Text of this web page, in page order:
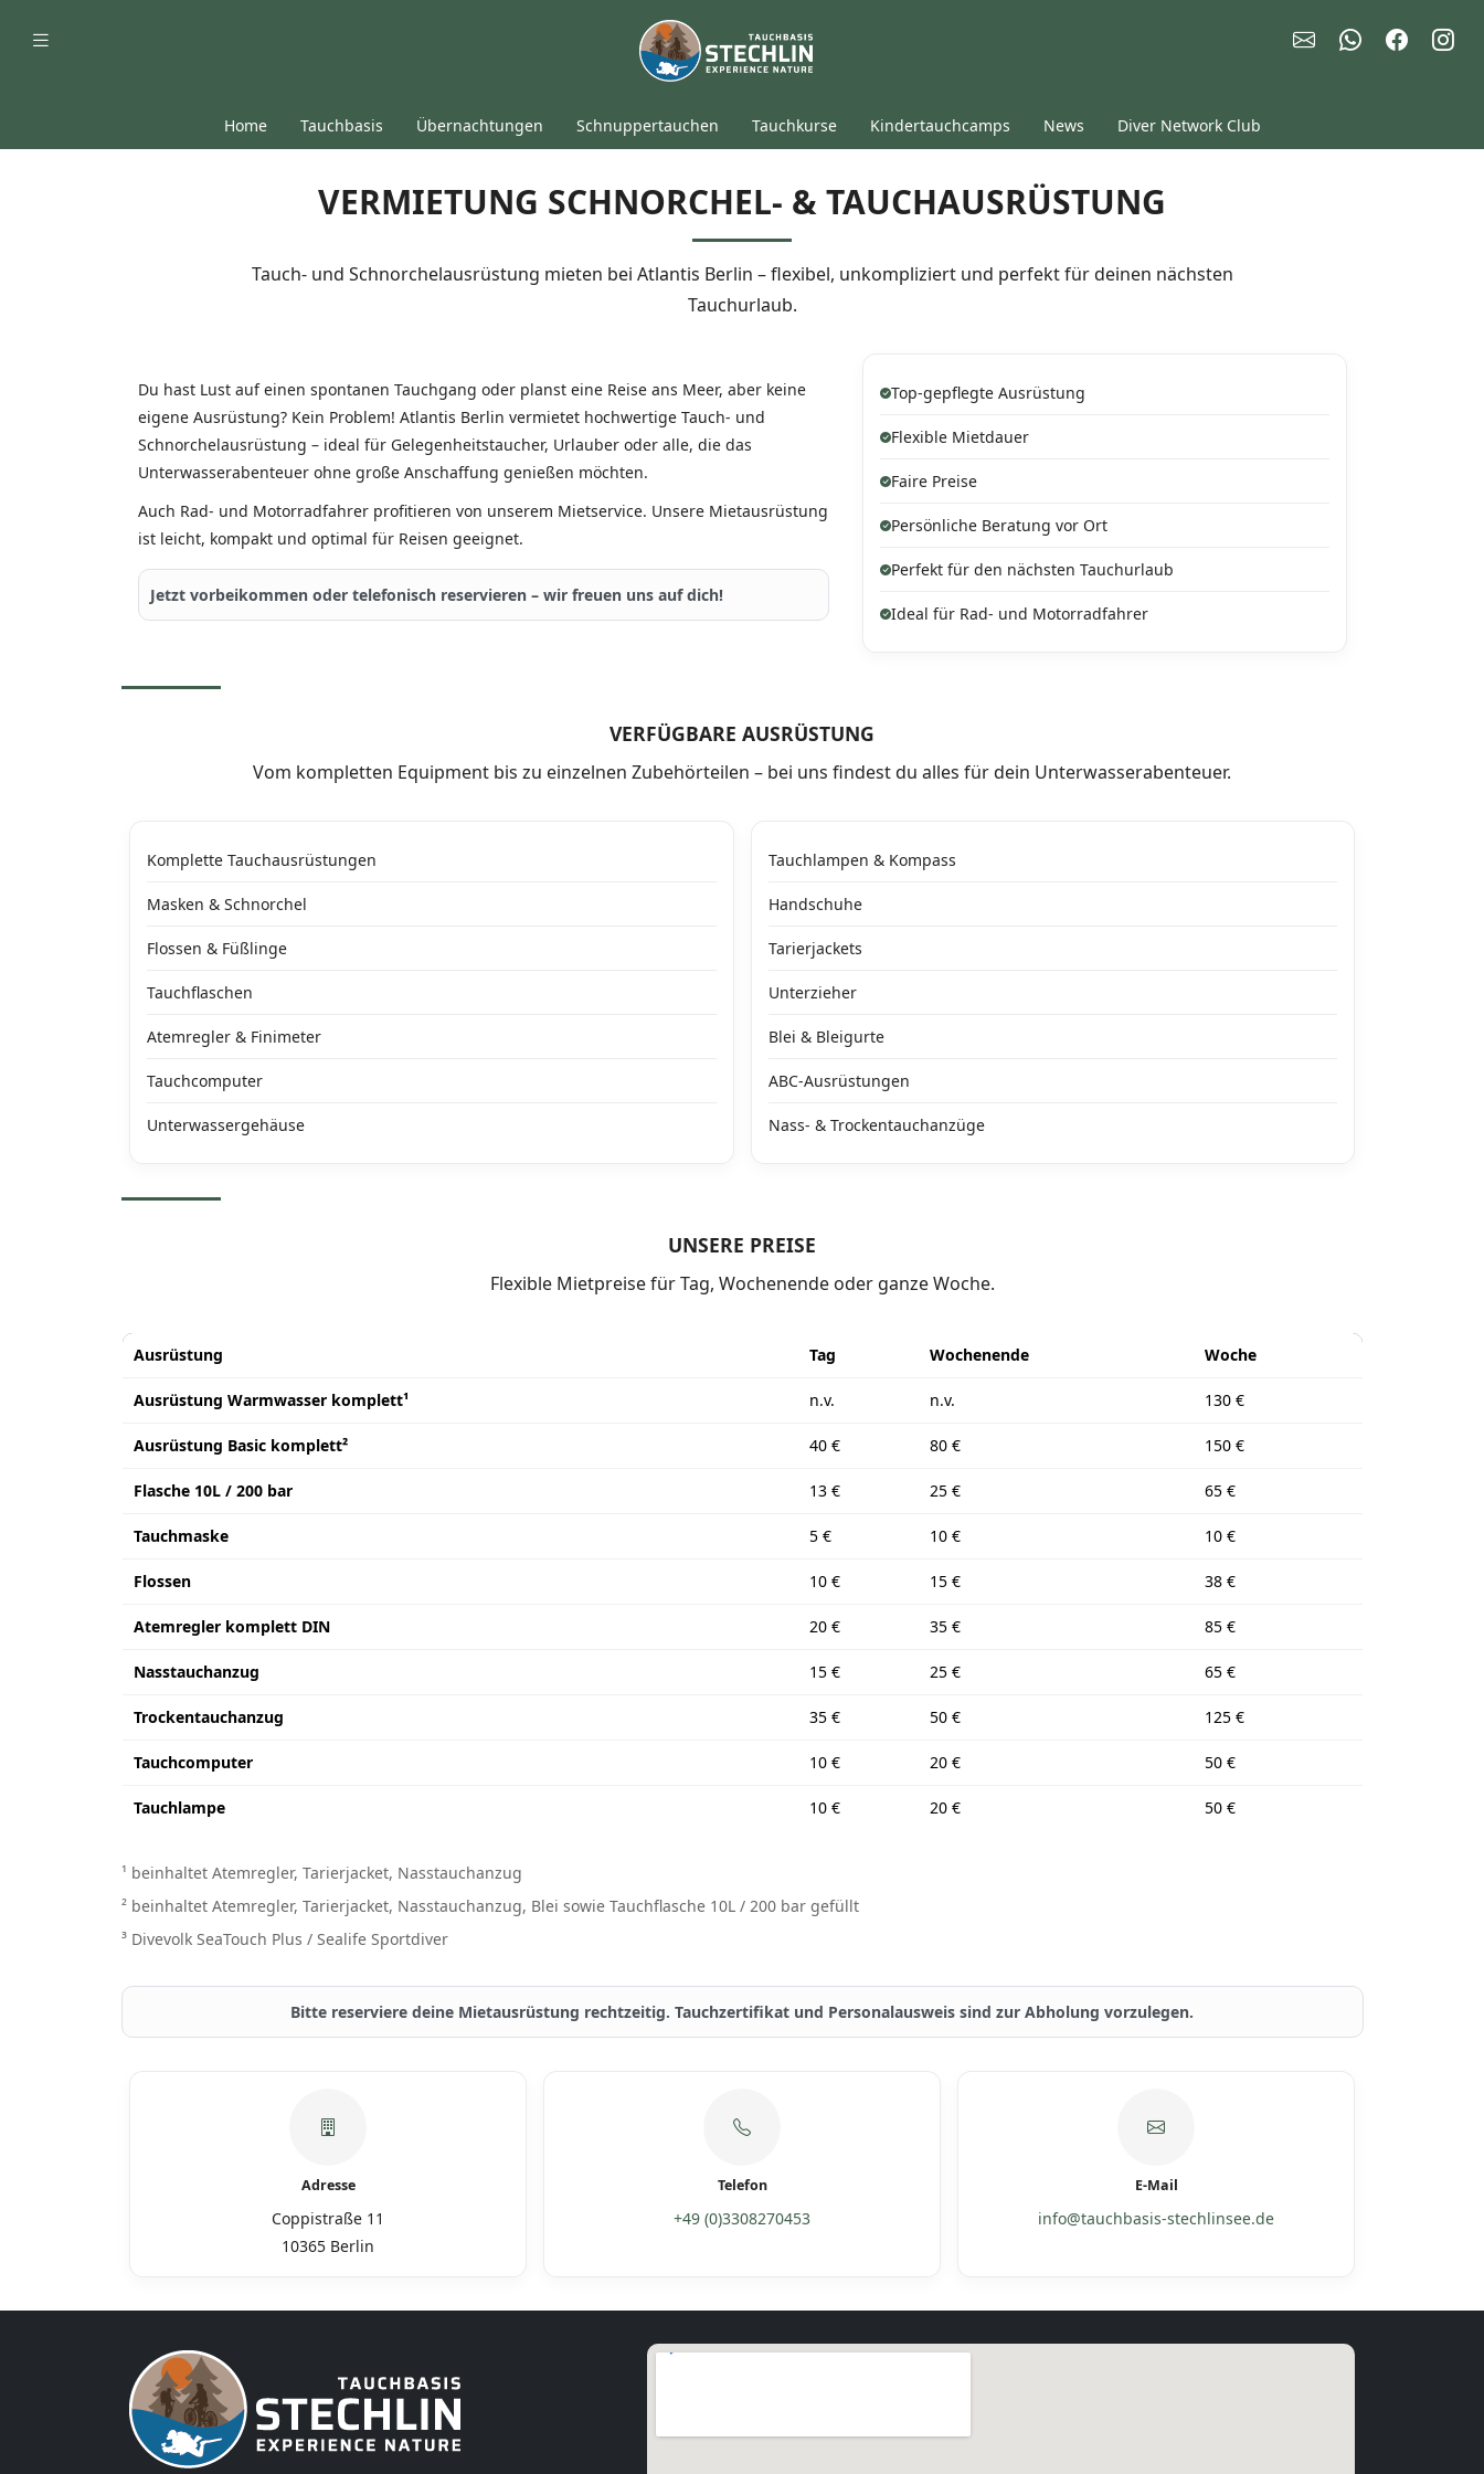
Home Tauchbasis Übernachtungen Schnuppertauchen Tauchkurse Kindertauchcamps News Diver Network Club
VERMIETUNG SCHNORCHEL- & TAUCHAUSRÜSTUNG
Tauch- und Schnorchelausrüstung mieten bei Atlantis Berlin – flexibel, unkompliziert und perfekt für deinen nächsten
Tauchurlaub.
Du hast Lust auf einen spontanen Tauchgang oder planst eine Reise ans Meer, aber keine
eigene Ausrüstung? Kein Problem! Atlantis Berlin vermietet hochwertige Tauch- und
Schnorchelausrüstung – ideal für Gelegenheitstaucher, Urlauber oder alle, die das
Unterwasserabenteuer ohne große Anschaffung genießen möchten.
Auch Rad- und Motorradfahrer profitieren von unserem Mietservice. Unsere Mietausrüstung
ist leicht, kompakt und optimal für Reisen geeignet.
Jetzt vorbeikommen oder telefonisch reservieren – wir freuen uns auf dich!
Top-gepflegte Ausrüstung
Flexible Mietdauer
Faire Preise
Persönliche Beratung vor Ort
Perfekt für den nächsten Tauchurlaub
Ideal für Rad- und Motorradfahrer
VERFÜGBARE AUSRÜSTUNG
Vom kompletten Equipment bis zu einzelnen Zubehörteilen – bei uns findest du alles für dein Unterwasserabenteuer.
Komplette Tauchausrüstungen
Masken & Schnorchel
Flossen & Füßlinge
Tauchflaschen
Atemregler & Finimeter
Tauchcomputer
Unterwassergehäuse
Tauchlampen & Kompass
Handschuhe
Tarierjackets
Unterzieher
Blei & Bleigurte
ABC-Ausrüstungen
Nass- & Trockentauchanzüge
UNSERE PREISE
Flexible Mietpreise für Tag, Wochenende oder ganze Woche.
Ausrüstung Tag Wochenende Woche
Ausrüstung Warmwasser komplett¹ n.v. n.v. 130 €
Ausrüstung Basic komplett² 40 € 80 € 150 €
Flasche 10L / 200 bar 13 € 25 € 65 €
Tauchmaske 5 € 10 € 10 €
Flossen 10 € 15 € 38 €
Atemregler komplett DIN 20 € 35 € 85 €
Nasstauchanzug 15 € 25 € 65 €
Trockentauchanzug 35 € 50 € 125 €
Tauchcomputer 10 € 20 € 50 €
Tauchlampe 10 € 20 € 50 €
¹ beinhaltet Atemregler, Tarierjacket, Nasstauchanzug
² beinhaltet Atemregler, Tarierjacket, Nasstauchanzug, Blei sowie Tauchflasche 10L / 200 bar gefüllt
³ Divevolk SeaTouch Plus / Sealife Sportdiver
Bitte reserviere deine Mietausrüstung rechtzeitig. Tauchzertifikat und Personalausweis sind zur Abholung vorzulegen.
Adresse
Coppistraße 11
10365 Berlin
Telefon
+49 (0)3308270453
E-Mail
info@tauchbasis-stechlinsee.de